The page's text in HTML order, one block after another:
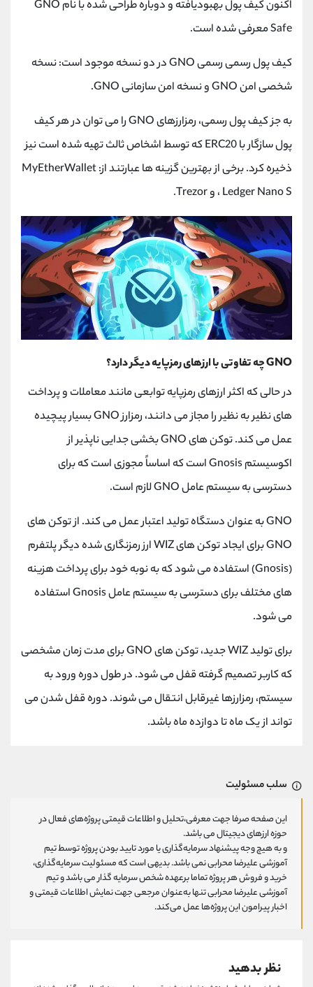
اکنون کیف پول بهبودیافته و دوباره طراحی شده با نام GNO
Safe معرفی شده است.
کیف پول رسمی رسمی GNO در دو نسخه موجود است: نسخه
شخصی امن GNO و نسخه امن سازمانی GNO.
به جز کیف پول رسمی، رمزارزهای GNO را می توان در هر کیف
پول سازگار با ERC20 که توسط اشخاص ثالث تهیه شده است نیز
ذخیره کرد. برخی از بهترین گزینه ها عبارتند از: MyEtherWallet
، Ledger Nano S و Trezor.
GNO چه تفاوتی با ارزهای رمزپایه دیگر دارد؟
در حالی که اکثر ارزهای رمزپایه توابعی مانند معاملات و پرداخت
های نظیر به نظیر را مجاز می دانند، رمزارز GNO بسیار پیچیده
عمل می کند. توکن های GNO بخشی جدایی ناپذیر از
اکوسیستم Gnosis است که اساساً مجوزی است که برای
دسترسی به سیستم عامل GNO لازم است.
GNO به عنوان دستگاه تولید اعتبار عمل می کند. از توکن های
GNO برای ایجاد توکن های WIZ ارز رمزنگاری شده دیگر پلتفرم
(Gnosis) استفاده می شود که به نوبه خود برای پرداخت هزینه
های مختلف برای دسترسی به سیستم عامل Gnosis استفاده
می شود.
برای تولید WIZ جدید، توکن های GNO برای مدت زمان مشخصی
که کاربر تصمیم گرفته قفل می شود. در طول دوره ورود به
سیستم، رمزارزها غیرقابل انتقال می شوند. دوره قفل شدن می
تواند از یک ماه تا دوازده ماه باشد.
سلب مسئولیت
این صفحه صرفا جهت معرفی،تحلیل و اطلاعات قیمتی پروژه‌های فعال در
حوزه ارزهای دیجیتال می باشد.
و به هیچ وجه پیشنهاد سرمایه‌گذاری یا مورد تایید بودن پروژه توسط تیم
آموزشی علیرضا محرابی نمی باشد. بدیهی است که مسئولیت سرمایه‌گذاری،
خرید و فروش هر پروژه تماما برعهده شخص سرمایه گذار می باشد و تیم
آموزشی علیرضا محرابی تنها به‌عنوان مرجعی جهت نمایش اطلاعات قیمتی و
اخبار پیرامون این پروژه‌‌ها عمل می‌کند.
نظر بدهید